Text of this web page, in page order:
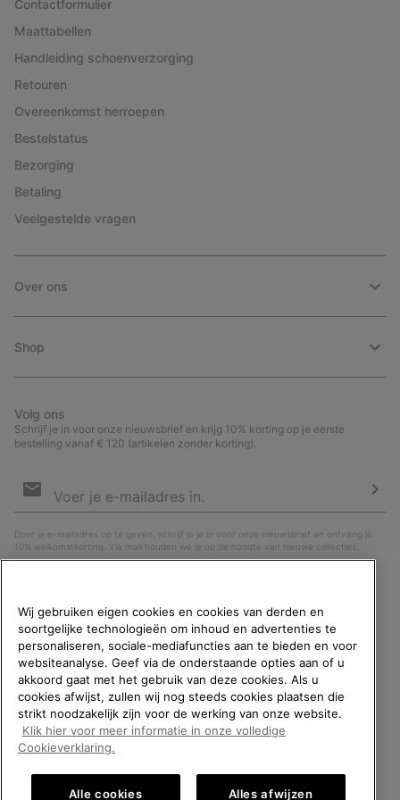
Contactformulier
Maattabellen
Handleiding schoenverzorging
Retouren
Overeenkomst herroepen
Bestelstatus
Bezorging
Betaling
Veelgestelde vragen
Over ons
Shop
Volg ons
Schrijf je in voor onze nieuwsbrief en krijg 10% korting op je eerste
bestelling vanaf € 120 (artikelen zonder korting).
voor
Door je e-mailadres op te geven, schrijf je je in voor onze nieuwsbrief en ontvang je
10% welkomstkorting. Via mail houden we je op de hoogte van nieuwe collecties,
aanbiedingen en evenementen. In onzePrivacyverklaringlees je hoe we je gegevens
België (Nederlands)
2026SOREL. All rights reserved.
WELKOM BIJ SOREL.
SELECTEER JE
VERZENDLOCATIE.
Online shoppen beschikbaar
United States
Online
Wij gebruiken eigen cookies en cookies van derden en
soortgelijke technologieën om inhoud en advertenties te
personaliseren, sociale-mediafuncties aan te bieden en voor
websiteanalyse. Geef via de onderstaande opties aan of u
akkoord gaat met het gebruik van deze cookies. Als u
cookies afwijst, zullen wij nog steeds cookies plaatsen die
strikt noodzakelijk zijn voor de werking van onze website.
Klik hier voor meer informatie in onze volledige
Cookieverklaring.
Alle cookies Alles afwijzen